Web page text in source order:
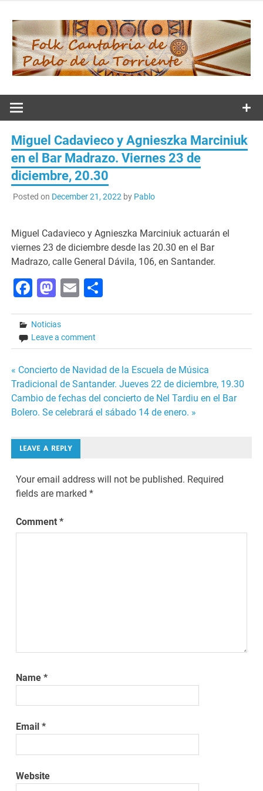
content
Folk
Cantabria de
Pablo de la
Torriente
Miguel Cadavieco y Agnieszka Marciniuk
en el Bar Madrazo. Viernes 23 de
diciembre, 20.30
Posted on December 21, 2022 by Pablo
Miguel Cadavieco y Agnieszka Marciniuk actuarán el
viernes 23 de diciembre desde las 20.30 en el Bar
Madrazo, calle General Dávila, 106, en Santander.
Facebook
Mastodon
Email
Noticias
Leave a comment
Post
navigation
« Concierto de Navidad de la Escuela de Música
Tradicional de Santander. Jueves 22 de diciembre, 19.30
Cambio de fechas del concierto de Nel Tardiu en el Bar
Bolero. Se celebrará el sábado 14 de enero. »
LEAVE A REPLY
Your email address will not be published. Required
fields are marked*
Comment*
Name*
Email*
Website